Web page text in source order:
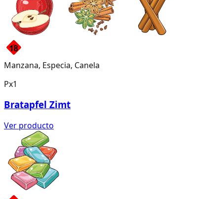
Manzana, Especia, Canela
Px1
Bratapfel Zimt
Ver producto